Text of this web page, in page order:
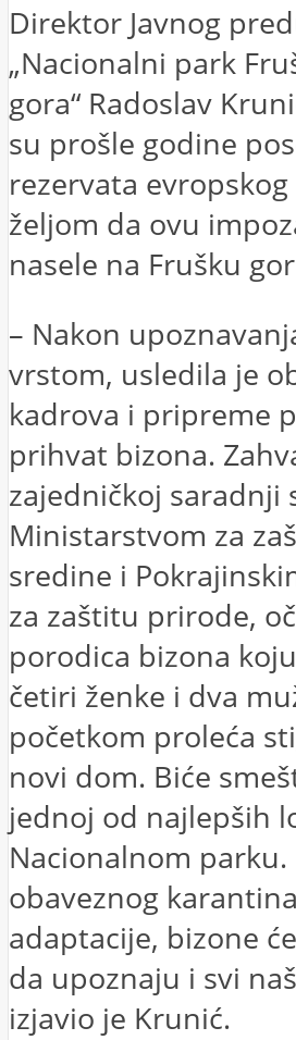
Direktor Javnog
„Nacionalni park
gora“ Radoslav
su prošle godine
rezervata
željom da ovu
nasele na Frušku
– Nakon
vrstom, usledila je
kadrova i pripreme
prihvat bizona.
zajedničkoj saradnji
Ministarstvom za
sredine i
za zaštitu prirode,
porodica bizona
četiri ženke i dva
početkom proleća
novi dom. Biće
jednoj od najlepših
Nacionalnom parku.
obaveznog
adaptacije, bizone
da upoznaju i svi
izjavio je Krunić.